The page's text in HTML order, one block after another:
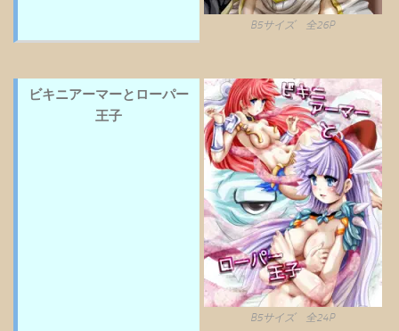
B5サイズ 全26P
ビキニアーマーとローパー
王子
B5サイズ 全24P